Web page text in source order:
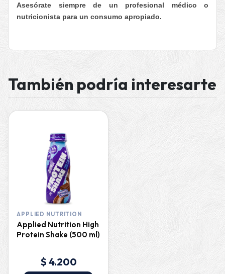
Asesórate siempre de un profesional médico o
nutricionista para un consumo apropiado.
También podría interesarte
APPLIED NUTRITION
Applied Nutrition High
Protein Shake (500 ml)
$ 4.200